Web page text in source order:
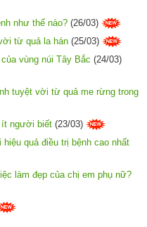
như thế nào? (26/03)
từ quả la hán (25/03)
vùng núi Tây Bắc (24/03)
tuyệt vời từ quả me rừng trong
ít người biết (23/03)
quả điều trị bệnh cao nhất
làm đẹp của chị em phụ nữ?